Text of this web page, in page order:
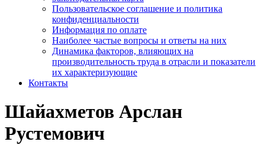
Пользовательское соглашение и политика
конфиденциальности
Информация по оплате
Наиболее частые вопросы и ответы на них
Динамика факторов, влияющих на
производительность труда в отрасли и показатели
их характеризующие
Контакты
Шайахметов Арслан
Рустемович